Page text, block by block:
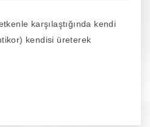
karşılaştığında kendi
kendisi üreterek